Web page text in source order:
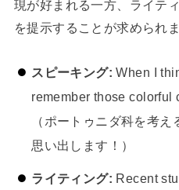
現が好まれる一方、ライテ
を提示することが求められま
スピーキング: When I
remember those colorful
（ポートゥニダ科を考
思い出します！）
ライティング: Recent